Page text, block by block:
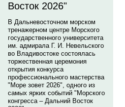
Восток 2026"
В Дальневосточном морском
тренажерном центре Морского
государственного университета
им. адмирала Г. И. Невельского
во Владивостоке состоялась
торжественная церемония
открытия конкурса
профессионального мастерства
"Море зовет 2026", одного из
самых ярких событий "Морского
конгресса – Дальний Восток